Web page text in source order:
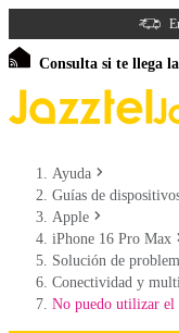
Consulta si te llega
Ayuda
Guías de
Apple
iPhone 16 Pro Max
Solución de
Conectividad y
No puedo utilizar el